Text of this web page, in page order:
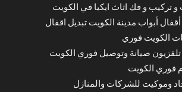
و تركيب و فك اثاث ايكيا في الكويت
أبواب مدينة الكويت تبديل اقفال
الكويت فوري
صيانة وتوصيل فوري الكويت
فوري الكويت
وموكيت للشركات والمنازل